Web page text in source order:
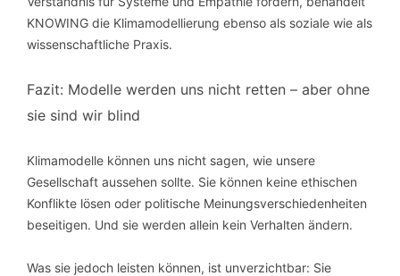
KNOWING die Klimamodellierung ebenso als soziale wie als
wissenschaftliche Praxis.
Fazit: Modelle werden uns nicht retten – aber ohne
sie sind wir blind
Klimamodelle können uns nicht sagen, wie unsere
Gesellschaft aussehen sollte. Sie können keine ethischen
Konflikte lösen oder politische Meinungsverschiedenheiten
beseitigen. Und sie werden allein kein Verhalten ändern.
Was sie jedoch leisten können, ist unverzichtbar: Sie